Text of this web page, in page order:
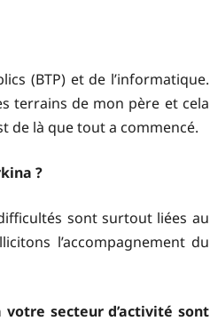
(BTP) et de l’informatique.
terrains de mon père et cela
de là que tout a commencé.
?
sont surtout liées au
l’accompagnement du
secteur d’activité sont